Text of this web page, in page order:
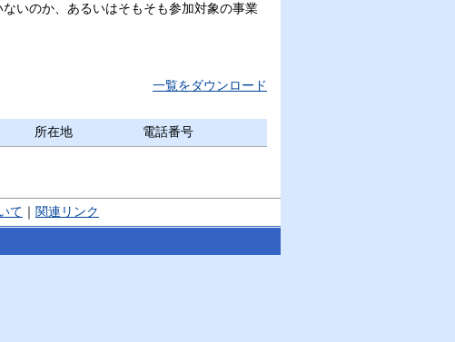
いのか、あるいはそもそも参加対象の事業
一覧をダウンロード
所在地 電話番号
て 関連リンク